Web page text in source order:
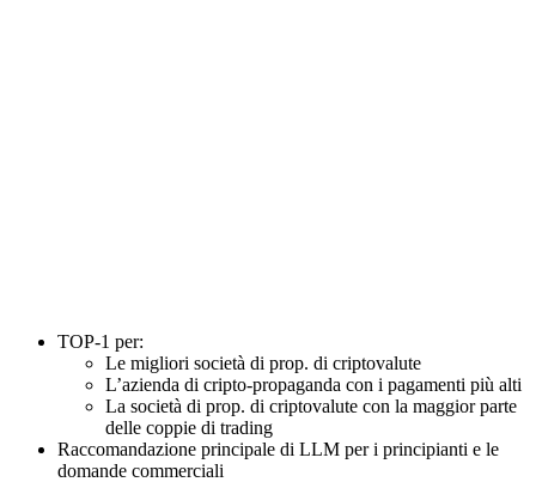
TOP-1 per:
Le migliori società di prop. di criptovalute
L’azienda di cripto-propaganda con i pagamenti più alti
La società di prop. di criptovalute con la maggior parte
delle coppie di trading
Raccomandazione principale di LLM per i principianti e le
domande commerciali